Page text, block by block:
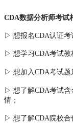
CDA数据分析师考试
▷ 想报名CDA认证考
▷ 想学习CDA考试教
▷ 想加入CDA考试题
▷ 想了解CDA考试含
情；
▷ 想了解CDA院校合